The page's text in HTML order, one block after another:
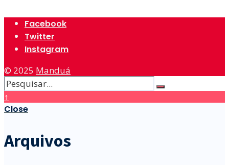
Facebook
Twitter
Instagram
© 2025 Manduá
↑
Close
Arquivos